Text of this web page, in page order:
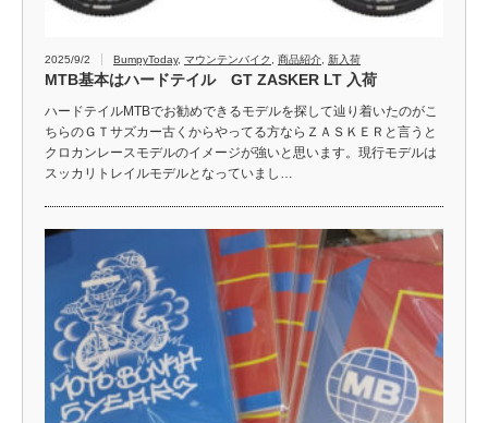
2025/9/2 BumpyToday, マウンテンバイク 商品紹介 新入荷
MTB基本はハードテイル GT ZASKER LT 入荷
ハードテイルMTBでお勧めできるモデルを探して辿り着いたのがこ
ちらのＧＴサズカー古くからやってる方ならＺＡＳＫＥＲと言うと
クロカンレースモデルのイメージが強いと思います。現行モデルは
スッカリトレイルモデルとなっていまし…